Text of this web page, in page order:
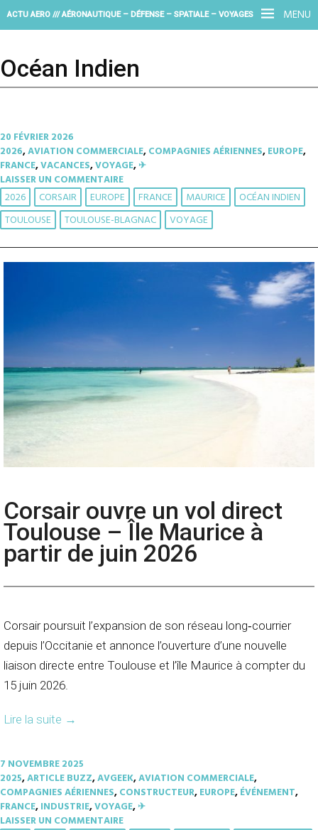
MENU
ACTU AERO /// AÉRONAUTIQUE – DÉFENSE – SPATIALE – VOYAGES
Océan Indien
20 FÉVRIER 2026
2026,AVIATION COMMERCIALE,COMPAGNIES AÉRIENNES,EUROPE,
FRANCE,VACANCES,VOYAGE,✈︎
LAISSER UN COMMENTAIRE
2026 CORSAIR EUROPE FRANCE MAURICE
OCÉAN INDIEN
TOULOUSE
TOULOUSE-BLAGNAC VOYAGE
Corsair ouvre un vol direct
Toulouse – Île Maurice à
partir de juin 2026
Corsair poursuit l’expansion de son réseau long‑courrier
depuis l’Occitanie et annonce l’ouverture d’une nouvelle
liaison directe entre Toulouse et l’île Maurice à compter du
15 juin 2026.
Lire la suite →
7 NOVEMBRE 2025
2025,ARTICLE BUZZ,AVGEEK,AVIATION COMMERCIALE,
COMPAGNIES AÉRIENNES,CONSTRUCTEUR,EUROPE,ÉVÉNEMENT,
FRANCE,INDUSTRIE,VOYAGE,✈︎
LAISSER UN COMMENTAIRE